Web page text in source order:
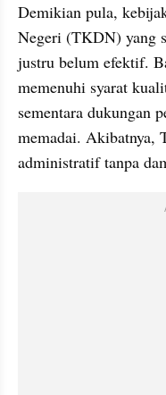
Demikian pula,
Negeri (TKDN) yang
justru belum efektif.
memenuhi syarat
sementara dukungan
memadai. Akibatnya,
administratif tanpa